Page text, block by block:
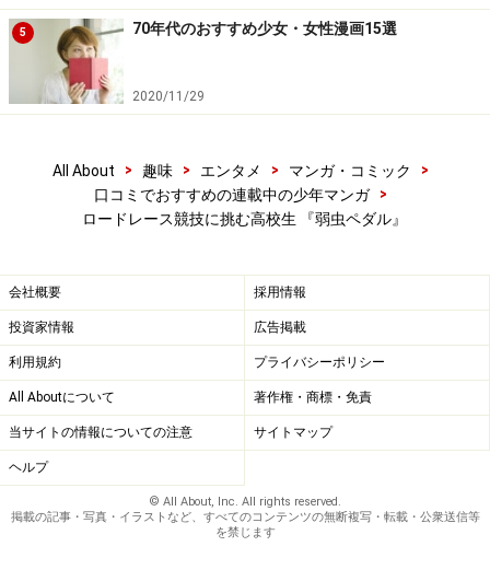
5 70年代のおすすめ少女・女性漫画15選
2020/11/29
All About > 趣味 > エンタメ > マンガ・コミック
>
口コミでおすすめの連載中の少年マンガ
>
ロードレース競技に挑む高校生 『弱虫ペダル』
会社概要 採用情報
投資家情報 広告掲載
利用規約 プライバシーポリシー
All Aboutについて 著作権・商標・免責
当サイトの情報についての注意 サイトマップ
ヘルプ
© All About, Inc. All rights reserved.
掲載の記事・写真・イラストなど、すべてのコンテンツの無断複写・転載・公衆送信等
を禁じます